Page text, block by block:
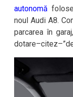
autonomă
noul Audi A8.
parcarea în